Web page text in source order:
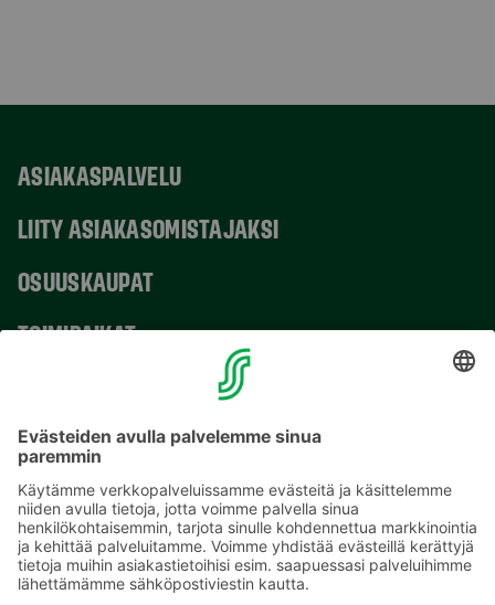
ASIAKASPALVELU
LIITY ASIAKASOMISTAJAKSI
OSUUSKAUPAT
TOIMIPAIKAT
Sähköpostiosoitteet S-ryhmässä ovat muotoa
etunimi.sukunimi@sok.fi